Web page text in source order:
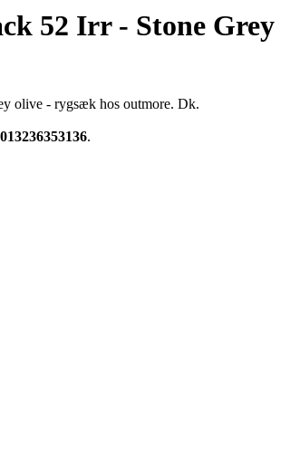
52 Irr - Stone Grey
olive - rygsæk hos outmore. Dk.
.